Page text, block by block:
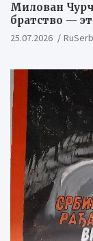
Милован
братство —
25.07.2026